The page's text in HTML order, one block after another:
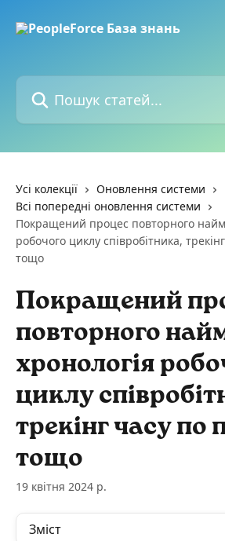
Пошук статей...
Усі колекції
Оновлення системи
Всі попередні оновлення системи
Покращений процес повторного
робочого циклу співробітника,
тощо
Покращений
повторного
хронологія
циклу
трекінг часу по
тощо
19 квітня 2024 р.
Зміст